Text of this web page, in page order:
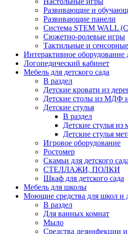
Развивающие и
Развивающие панели
Система STEM WALL
Сюжетно-ролевые игры
Тактильные и
Интерактивное оборудование
Логопедический кабинет
Мебель для детского сада
В раздел
Детские кровати из
Детские столы из
Детские стулья
В раздел
Детские стулья
Детские стулья
Игровое оборудование
Ростомер
Скамьи для детского
СТЕЛЛАЖИ, ПОЛКИ
Шкаф для детского сада
Мебель для школы
Моющие средства для школ и
В раздел
Для ванных комнат
Мыло
Средства дезинфекции